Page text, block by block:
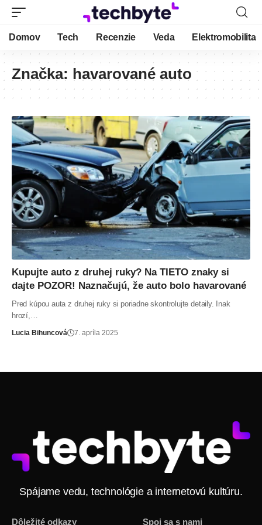
Domov Tech Recenzie Veda Elektromobilita
Značka: havarované auto
Kupujte auto z druhej ruky? Na TIETO znaky si
dajte POZOR! Naznačujú, že auto bolo havarované
Pred kúpou auta z druhej ruky si poriadne skontrolujte detaily. Inak
hrozí,…
Lucia Bihuncová 7. apríla 2025
Spájame vedu, technológie a internetovú kultúru.
Dôležité odkazy Spoj sa s nami